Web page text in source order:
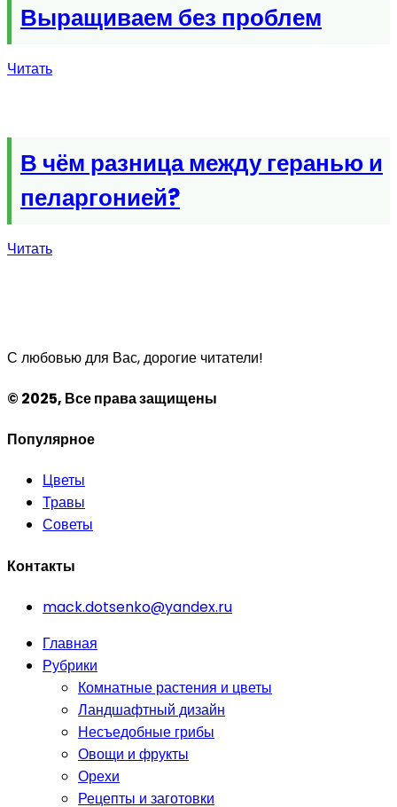
Выращиваем без проблем
Читать
В чём разница между геранью и
пеларгонией?
Читать
С любовью для Вас, дорогие читатели!
© 2025, Все права защищены
Популярное
Цветы
Травы
Советы
Контакты
mack.dotsenko@yandex.ru
Главная
Рубрики
Комнатные растения и цветы
Ландшафтный дизайн
Несъедобные грибы
Овощи и фрукты
Орехи
Рецепты и заготовки